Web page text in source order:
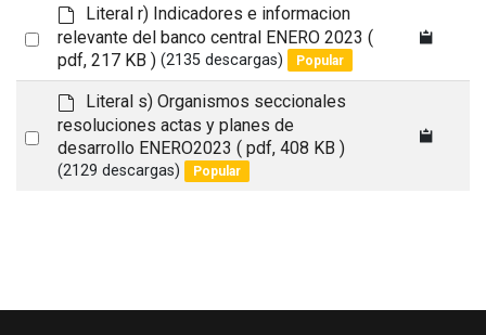
l
t
Select
d
e
f
a
l
t
Literal r) Indicadores e informacion
relevante del banco central ENERO 2023 (
pdf, 217 KB ) (2135 descargas) Popular
Select
d
e
f
a
Literal s) Organismos seccionales
resoluciones actas y planes de
desarrollo ENERO2023 ( pdf, 408 KB )
(2129 descargas) Popular